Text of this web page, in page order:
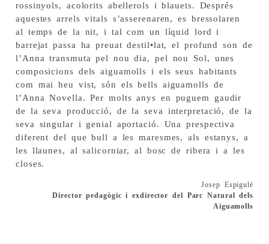
rossinyols, acolorits abellerols i blauets. Després
aquestes arrels vitals s’asserenaren, es bressolaren
al temps de la nit, i tal com un líquid lord i
barrejat passa ha preuat destil•lat, el profund son de
l’Anna transmuta pel nou dia, pel nou Sol, unes
composicions dels aiguamolls i els seus habitants
com mai heu vist, són els bells aiguamolls de
l’Anna Novella. Per molts anys en puguem gaudir
de la seva producció, de la seva interpretació, de la
seva singular i genial aportació. Una prespectiva
diferent del que bull a les maresmes, als estanys, a
les llaunes, al salicorniar, al bosc de ribera i a les
closes.
Josep Espigulé
Director pedagògic i exdirector del Parc Natural dels
Aiguamolls